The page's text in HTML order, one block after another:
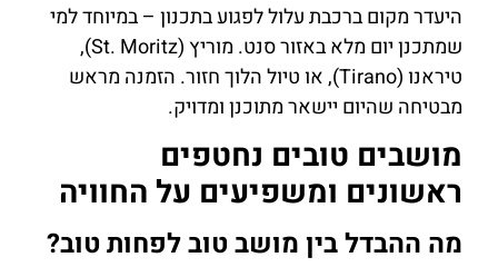
היעדר מקום ברכבת עלול לפגוע בתכנון – במיוחד למי
שמתכנן יום מלא באזור סנט. מוריץ (St. Moritz),
טיראנו (Tirano), או טיול הלוך חזור. הזמנה מראש
מבטיחה שהיום יישאר מתוכנן ומדויק.
מושבים טובים נחטפים
ראשונים ומשפיעים על החוויה
מה ההבדל בין מושב טוב לפחות טוב?